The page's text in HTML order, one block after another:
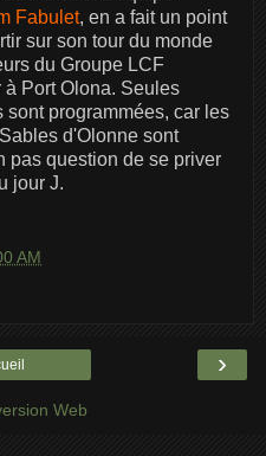
Fabulet, en a fait un point
sur son tour du monde
du Groupe LCF
Port Olona. Seules
programmées, car les
d'Olonne sont
pas question de se priver
jour J.
AM
›
Web